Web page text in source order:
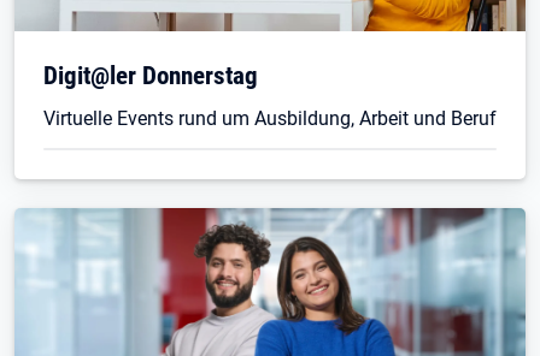
Digit@ler Donnerstag
Virtuelle Events rund um Ausbildung, Arbeit und Beruf